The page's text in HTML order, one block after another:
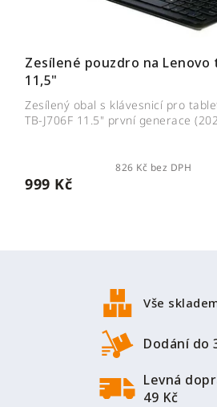
Zesílené pouzdro na Lenovo
11,5"
826 Kč bez DPH
999 Kč
Zesílený obal s klávesnicí pro
TB-J706F 11.5" první generace
Vše
Dodání do
Levná
49 Kč